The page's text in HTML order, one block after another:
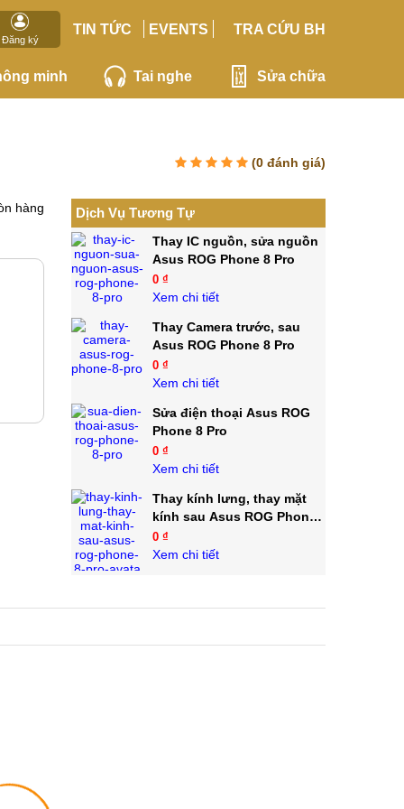
Đăng ký
TIN TỨC EVENTS TRA CỨU BH
minh Tai nghe Sửa chữa
(0 đánh giá)
hàng Dịch Vụ Tương Tự
Thay IC nguồn, sửa nguồn
Asus ROG Phone 8 Pro
0 ₫
Xem chi tiết
Thay Camera trước, sau
Asus ROG Phone 8 Pro
0 ₫
Xem chi tiết
Sửa điện thoại Asus ROG
Phone 8 Pro
0 ₫
Xem chi tiết
Thay kính lưng, thay mặt
kính sau Asus ROG Phone
8 Pro
0 ₫
Xem chi tiết